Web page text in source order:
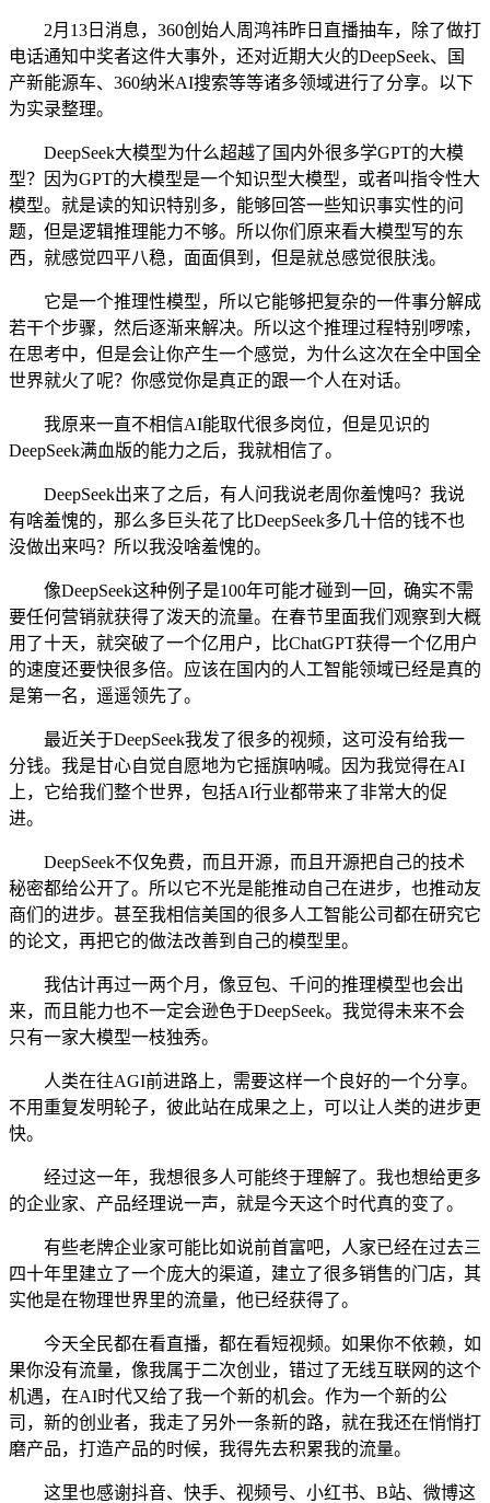
2月13日消息，360创始人周鸿祎昨日直播抽车，除了做打
电话通知中奖者这件大事外，还对近期大火的DeepSeek、国
产新能源车、360纳米AI搜索等等诸多领域进行了分享。以下
为实录整理。
DeepSeek大模型为什么超越了国内外很多学GPT的大模
型？因为GPT的大模型是一个知识型大模型，或者叫指令性大
模型。就是读的知识特别多，能够回答一些知识事实性的问
题，但是逻辑推理能力不够。所以你们原来看大模型写的东
西，就感觉四平八稳，面面俱到，但是就总感觉很肤浅。
它是一个推理性模型，所以它能够把复杂的一件事分解成
若干个步骤，然后逐渐来解决。所以这个推理过程特别啰嗦，
在思考中，但是会让你产生一个感觉，为什么这次在全中国全
世界就火了呢？你感觉你是真正的跟一个人在对话。
我原来一直不相信AI能取代很多岗位，但是见识的
DeepSeek满血版的能力之后，我就相信了。
DeepSeek出来了之后，有人问我说老周你羞愧吗？我说
有啥羞愧的，那么多巨头花了比DeepSeek多几十倍的钱不也
没做出来吗？所以我没啥羞愧的。
像DeepSeek这种例子是100年可能才碰到一回，确实不需
要任何营销就获得了泼天的流量。在春节里面我们观察到大概
用了十天，就突破了一个亿用户，比ChatGPT获得一个亿用户
的速度还要快很多倍。应该在国内的人工智能领域已经是真的
是第一名，遥遥领先了。
最近关于DeepSeek我发了很多的视频，这可没有给我一
分钱。我是甘心自觉自愿地为它摇旗呐喊。因为我觉得在AI
上，它给我们整个世界，包括AI行业都带来了非常大的促
进。
DeepSeek不仅免费，而且开源，而且开源把自己的技术
秘密都给公开了。所以它不光是能推动自己在进步，也推动友
商们的进步。甚至我相信美国的很多人工智能公司都在研究它
的论文，再把它的做法改善到自己的模型里。
我估计再过一两个月，像豆包、千问的推理模型也会出
来，而且能力也不一定会逊色于DeepSeek。我觉得未来不会
只有一家大模型一枝独秀。
人类在往AGI前进路上，需要这样一个良好的一个分享。
不用重复发明轮子，彼此站在成果之上，可以让人类的进步更
快。
经过这一年，我想很多人可能终于理解了。我也想给更多
的企业家、产品经理说一声，就是今天这个时代真的变了。
有些老牌企业家可能比如说前首富吧，人家已经在过去三
四十年里建立了一个庞大的渠道，建立了很多销售的门店，其
实他是在物理世界里的流量，他已经获得了。
今天全民都在看直播，都在看短视频。如果你不依赖，如
果你没有流量，像我属于二次创业，错过了无线互联网的这个
机遇，在AI时代又给了我一个新的机会。作为一个新的公
司，新的创业者，我走了另外一条新的路，就在我还在悄悄打
磨产品，打造产品的时候，我得先去积累我的流量。
这里也感谢抖音、快手、视频号、小红书、B站、微博这